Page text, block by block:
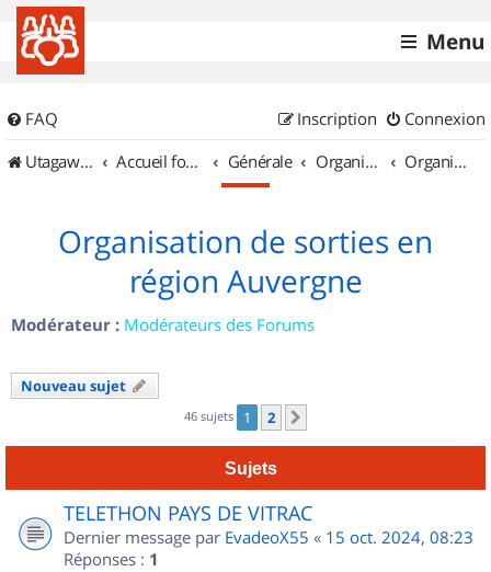
Menu
FAQ Connexion
Inscription
UtagawaVTT (Randos VTT et VTTAE avec traces GPS)
Accueil forum Générale Organisation de sorties & Recherche de partenaires Organisation de sorties en région Auvergne
Organisation de sorties en
région Auvergne
Modérateur : Modérateurs des Forums
Nouveau sujet
46 sujets 1 2
Sujets
TELETHON PAYS DE VITRAC
Dernier message par EvadeoX55 « 15 oct. 2024, 08:23
Réponses : 1